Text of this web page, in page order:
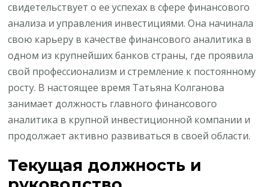
свидетельствует о ее успехах в сфере финансового
анализа и управления инвестициями. Она начинала
свою карьеру в качестве финансового аналитика в
одном из крупнейших банков страны, где проявила
свой профессионализм и стремление к постоянному
росту. В настоящее время Татьяна Колганова
занимает должность главного финансового
аналитика в крупной инвестиционной компании и
продолжает активно развиваться в своей области.
Текущая должность и